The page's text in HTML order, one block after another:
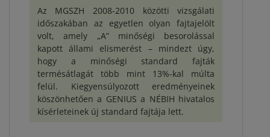
Az MGSZH 2008-2010 közötti vizsgálati
időszakában az egyetlen olyan fajtajelölt
volt, amely „A” minőségi besorolással
kapott állami elismerést – mindezt úgy,
hogy a minőségi standard fajták
termésátlagát több mint 13%-kal múlta
felül. Kiegyensúlyozott eredményeinek
köszönhetően a GENIUS a NÉBIH hivatalos
kísérleteinek új standard fajtája lett.